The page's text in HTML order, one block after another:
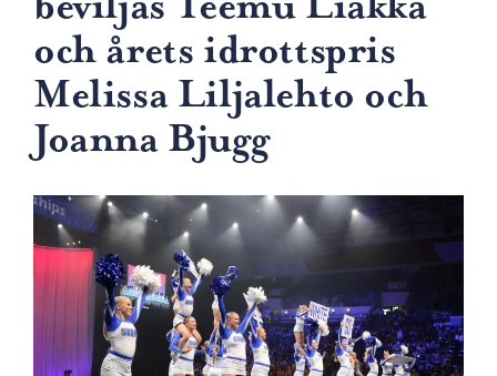
och årets idrottspris
Melissa Liljalehto och
Joanna Bjugg